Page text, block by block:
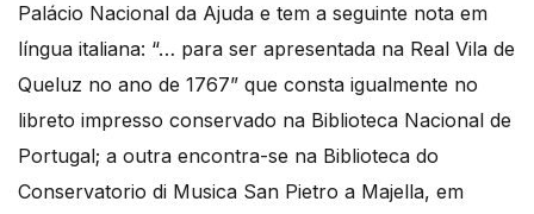
Palácio Nacional da Ajuda e tem a seguinte nota em
língua italiana: “… para ser apresentada na Real Vila de
Queluz no ano de 1767” que consta igualmente no
libreto impresso conservado na Biblioteca Nacional de
Portugal; a outra encontra-se na Biblioteca do
Conservatorio di Musica San Pietro a Majella, em